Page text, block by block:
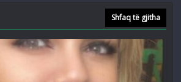
Shfaq të gjitha